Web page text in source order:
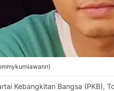
Kebangkitan Bangsa (PKB),